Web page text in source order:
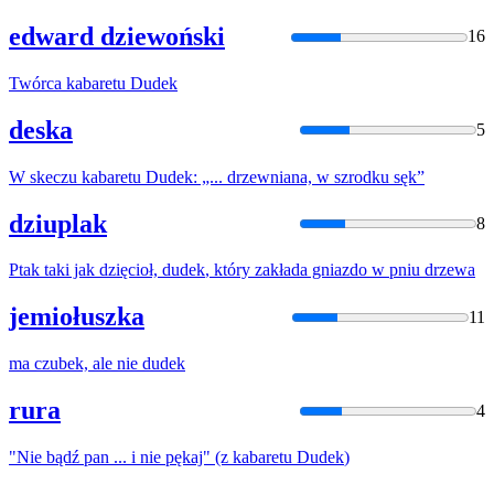
edward dziewoński 16
Twórca kabaretu Dudek
deska 5
W skeczu kabaretu Dudek: „... drzewniana, w szrodku sęk”
dziuplak 8
Ptak taki jak dzięcioł, dudek, który zakłada gniazdo w pniu drzewa
jemiołuszka 11
ma czubek, ale nie dudek
rura 4
"Nie bądź pan ... i nie pękaj" (z kabaretu Dudek)